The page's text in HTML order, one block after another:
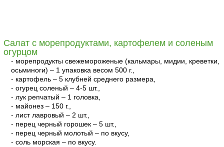
Салат с морепродуктами, картофелем и соленым
огурцом
- морепродукты свежемороженые (кальмары, мидии, креветки,
осьминоги) – 1 упаковка весом 500 г.,
- картофель – 5 клубней среднего размера,
- огурец соленый – 4-5 шт.,
- лук репчатый – 1 головка,
- майонез – 150 г.,
- лист лавровый – 2 шт.,
- перец черный горошек – 5 шт.,
- перец черный молотый – по вкусу,
- соль морская – по вкусу.